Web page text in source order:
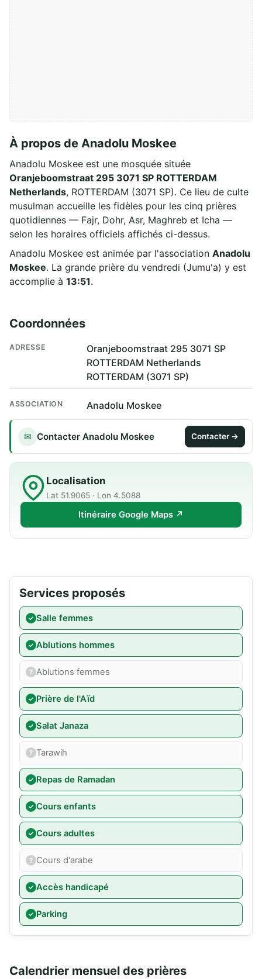
À propos de Anadolu Moskee
Anadolu Moskee est une mosquée située
Oranjeboomstraat 295 3071 SP ROTTERDAM
Netherlands, ROTTERDAM (3071 SP). Ce lieu de culte
musulman accueille les fidèles pour les cinq prières
quotidiennes — Fajr, Dohr, Asr, Maghreb et Icha —
selon les horaires officiels affichés ci-dessus.
Anadolu Moskee est animée par l'association Anadolu
Moskee. La grande prière du vendredi (Jumu'a) y est
accomplie à 13:51.
Coordonnées
ADRESSE
Oranjeboomstraat 295 3071 SP
ROTTERDAM Netherlands
ROTTERDAM (3071 SP)
ASSOCIATION Anadolu Moskee
✉ Contacter Anadolu Moskee Contacter →
Localisation
Lat 51.9065 · Lon 4.5088
Itinéraire Google Maps ↗
Services proposés
Salle femmes
Ablutions hommes
Ablutions femmes
Prière de l'Aïd
Salat Janaza
Tarawih
Repas de Ramadan
Cours enfants
Cours adultes
Cours d'arabe
Accès handicapé
Parking
Calendrier mensuel des prières